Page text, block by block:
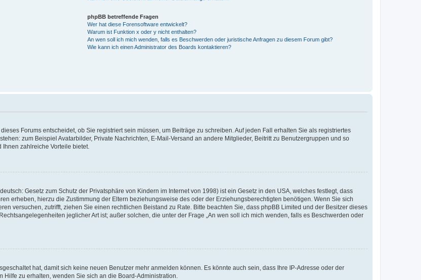
phpBB betreffende Fragen
Wer hat diese Forensoftware entwickelt?
Warum ist Funktion x oder y nicht enthalten?
An wen soll ich mich wenden, falls es Beschwerden oder juristische Anfragen zu diesem Forum gibt?
Wie kann ich einen Administrator des Boards kontaktieren?
Forums entscheidet, ob Sie registriert sein müssen, um Beiträge zu schreiben. Auf jeden Fall erhalten Sie als registriertes
zum Beispiel Avatarbilder, Private Nachrichten, E-Mail-Versand an andere Mitglieder, Beitritt zu Benutzergruppen und so
zahlreiche Vorteile bietet.
Gesetz zum Schutz der Privatsphäre von Kindern im Internet von 1998) ist ein Gesetz in den USA, welches festlegt, dass
erheben, hierzu die Zustimmung der Eltern beziehungsweise des oder der Erziehungsberechtigten benötigen. Wenn Sie sich
versuchen, zutrifft, ziehen Sie einen rechtlichen Beistand zu Rate. Bitte beachten Sie, dass phpBB Limited und der Besitzer dieses
jeglicher Art ist; außer solchen, die unter der Frage „An wen soll ich mich wenden, falls es Beschwerden oder
hat, damit sich keine neuen Benutzer mehr anmelden können. Es könnte auch sein, dass Ihre IP-Adresse oder der
zu erhalten, wenden Sie sich an die Board-Administration.